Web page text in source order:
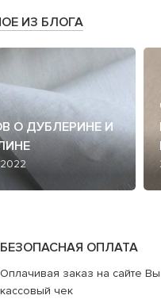
ИЗ БЛОГА
О ДУБЛЕРИНЕ И
БЕЗОПАСНАЯ ОПЛАТА
Оплачивая заказ на сайте
кассовый чек